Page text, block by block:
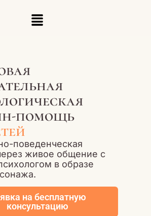
помощь
поведенческая
живое общение с
в образе
на бесплатную
консультацию